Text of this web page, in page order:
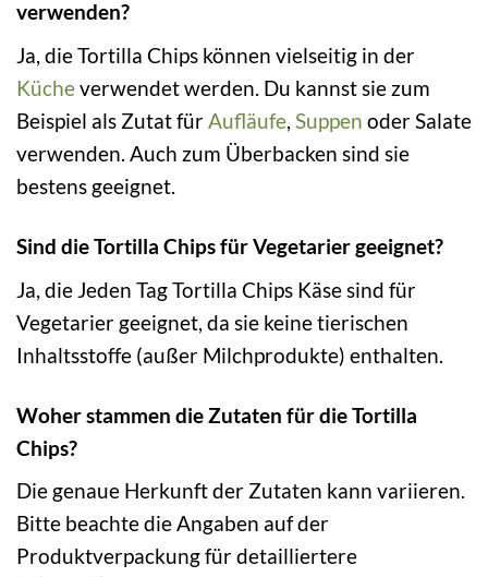
verwenden?
Ja, die Tortilla Chips können vielseitig in der
Kücheverwendet werden. Du kannst sie zum
Beispiel als Zutat fürAufläufe, Suppen oder Salate
verwenden. Auch zum Überbacken sind sie
bestens geeignet.
Sind die Tortilla Chips für Vegetarier geeignet?
Ja, die Jeden Tag Tortilla Chips Käse sind für
Vegetarier geeignet, da sie keine tierischen
Inhaltsstoffe (außer Milchprodukte) enthalten.
Woher stammen die Zutaten für die Tortilla
Chips?
Die genaue Herkunft der Zutaten kann variieren.
Bitte beachte die Angaben auf der
Produktverpackung für detailliertere